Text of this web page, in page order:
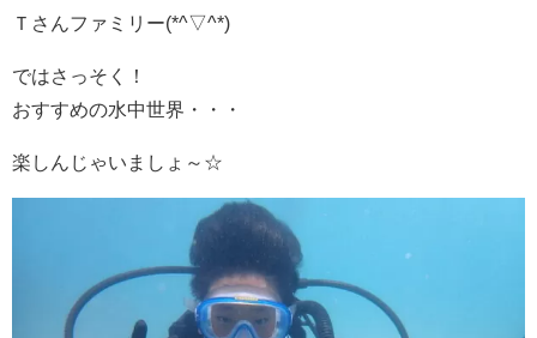
Ｔさんファミリー(*^▽^*)
ではさっそく！
おすすめの水中世界・・・
楽しんじゃいましょ～☆